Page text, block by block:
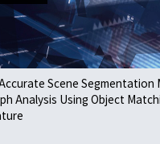
Scene Segmentation
Analysis Using Object